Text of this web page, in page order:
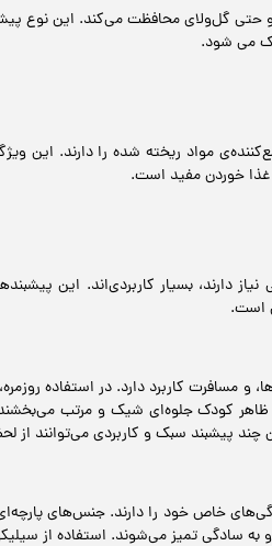
و حتی گل‌و‌لای محافظت می‌کند. این نوع
می شود.
مواد ریخته شده را دارند. این
خوردن مفید است.
دارند، بسیار کاربردی‌اند. این
است.
مسافرت کاربرد دارد. در استفاده
ظاهر کودک جلوه‌ای شیک و مرتب
پیشبند سبک و کاربردی می‌توانند از
خاص خود را دارند. جنس‌های
سادگی تمیز می‌شوند. استفاده از